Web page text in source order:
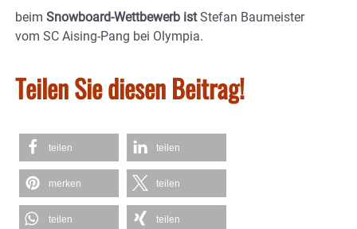
beim Snowboard-Wettbewerb istStefan Baumeister
vom SC Aising-Pang bei Olympia.
Teilen Sie diesen Beitrag!
teilen teilen
merken teilen
teilen teilen